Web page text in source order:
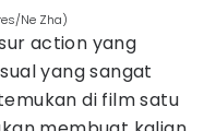
Ne Zha)
action yang
yang sangat
di film satu